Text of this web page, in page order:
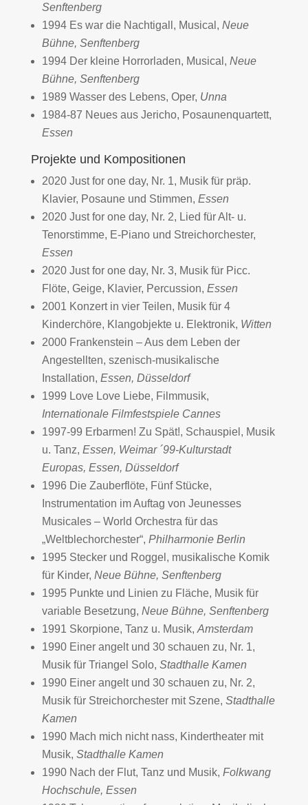
Senftenberg
1994 Es war die Nachtigall, Musical, Neue
Bühne, Senftenberg
1994 Der kleine Horrorladen, Musical, Neue
Bühne, Senftenberg
1989 Wasser des Lebens, Oper, Unna
1984-87 Neues aus Jericho, Posaunenquartett,
Essen
Projekte und Kompositionen
2020 Just for one day, Nr. 1, Musik für präp.
Klavier, Posaune und Stimmen, Essen
2020 Just for one day, Nr. 2, Lied für Alt- u.
Tenorstimme, E-Piano und Streichorchester,
Essen
2020 Just for one day, Nr. 3, Musik für Picc.
Flöte, Geige, Klavier, Percussion, Essen
2001 Konzert in vier Teilen, Musik für 4
Kinderchöre, Klangobjekte u. Elektronik, Witten
2000 Frankenstein – Aus dem Leben der
Angestellten, szenisch-musikalische
Installation, Essen, Düsseldorf
1999 Love Love Liebe, Filmmusik,
Internationale Filmfestspiele Cannes
1997-99 Erbarmen! Zu Spät!, Schauspiel, Musik
u. Tanz, Essen, Weimar ´99-Kulturstadt
Europas, Essen, Düsseldorf
1996 Die Zauberflöte, Fünf Stücke,
Instrumentation im Auftag von Jeunesses
Musicales – World Orchestra für das
„Weltblechorchester“, Philharmonie Berlin
1995 Stecker und Roggel, musikalische Komik
für Kinder, Neue Bühne, Senftenberg
1995 Punkte und Linien zu Fläche, Musik für
variable Besetzung, Neue Bühne, Senftenberg
1991 Skorpione, Tanz u. Musik, Amsterdam
1990 Einer angelt und 30 schauen zu, Nr. 1,
Musik für Triangel Solo, Stadthalle Kamen
1990 Einer angelt und 30 schauen zu, Nr. 2,
Musik für Streichorchester mit Szene, Stadthalle
Kamen
1990 Mach mich nicht nass, Kindertheater mit
Musik, Stadthalle Kamen
1990 Nach der Flut, Tanz und Musik, Folkwang
Hochschule, Essen